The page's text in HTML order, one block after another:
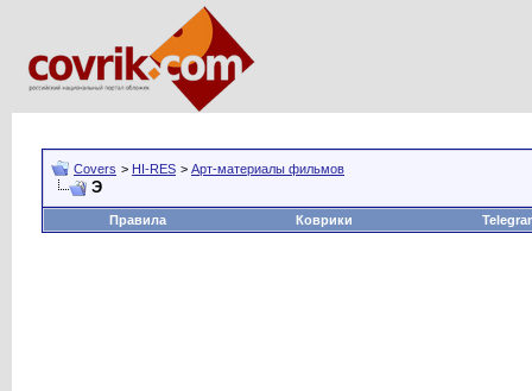
Covers > HI-RES > Арт-материалы фильмов
Э
Правила Коврики